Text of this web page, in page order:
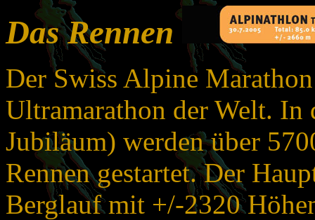
Das Rennen
Der Swiss Alpine
Ultramarathon der Welt. In
Jubiläum) werden über
Rennen gestartet. Der
Berglauf mit +/-2320